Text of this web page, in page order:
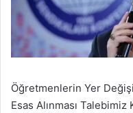
Öğretmenlerin Yer
Esas Alınması Talebimiz